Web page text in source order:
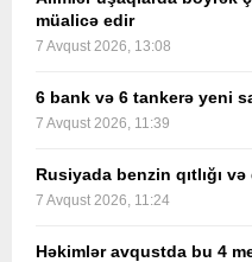
müalicə edir
7 Avqust 2026, 13:08
6 bank və 6 tankerə yeni
7 Avqust 2026, 11:39
Rusiyada benzin qıtlığı
7 Avqust 2026, 11:24
Həkimlər avqustda bu 4